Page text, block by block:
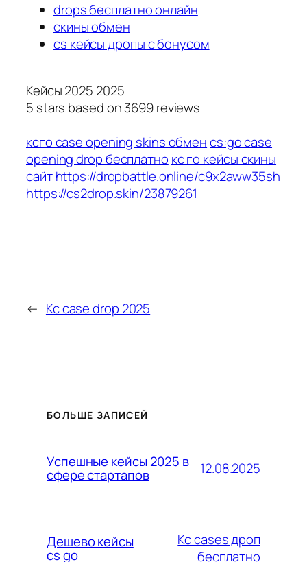
drops бесплатно онлайн
скины обмен
cs кейсы дропы с бонусом
Кейсы 2025 2025
5 stars based on3699reviews
ксго case opening skins обменcs:go case
opening drop бесплатно кс го кейсы скины
сайт https://dropbattle.online/c9x2aww35sh
https://cs2drop.skin/23879261
← Кс case drop 2025
БОЛЬШЕ ЗАПИСЕЙ
Успешные кейсы 2025 в
сфере стартапов 12.08.2025
Дешево кейсы
cs go
Кс cases дроп
бесплатно